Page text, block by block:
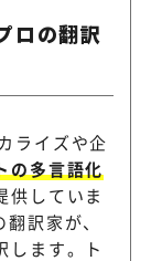
ロの翻訳
ライズや企
の多言語化
供していま
訳家が、
します。ト